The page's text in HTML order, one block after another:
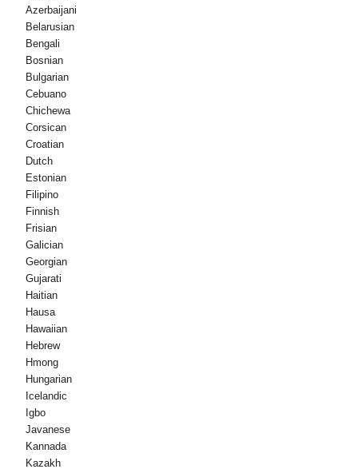
Azerbaijani
Belarusian
Bengali
Bosnian
Bulgarian
Cebuano
Chichewa
Corsican
Croatian
Dutch
Estonian
Filipino
Finnish
Frisian
Galician
Georgian
Gujarati
Haitian
Hausa
Hawaiian
Hebrew
Hmong
Hungarian
Icelandic
Igbo
Javanese
Kannada
Kazakh